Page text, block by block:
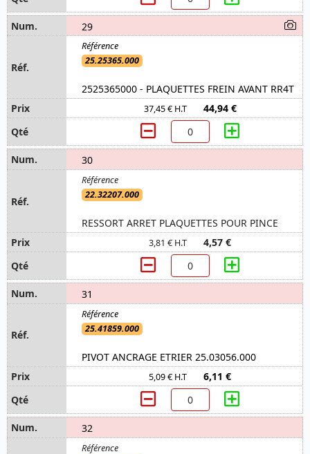
29
25.25365.000
2525365000 - PLAQUETTES FREIN AVANT RR4T
37,45 € H.T 44,94 €
30
22.32207.000
RESSORT ARRET PLAQUETTES POUR PINCE
3,81 € H.T 4,57 €
31
25.41859.000
PIVOT ANCRAGE ETRIER 25.03056.000
5,09 € H.T 6,11 €
32